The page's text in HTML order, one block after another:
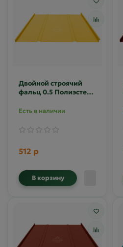
Двойной строячий
фальц 0.5 Полиэстер
Есть в наличии
512 р
В корзину